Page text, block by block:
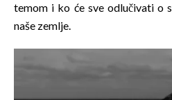
temom i ko će sve odlučivati o
naše zemlje.